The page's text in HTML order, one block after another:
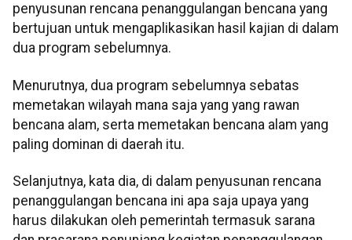
penyusunan rencana penanggulangan bencana yang
bertujuan untuk mengaplikasikan hasil kajian di dalam
dua program sebelumnya.
Menurutnya, dua program sebelumnya sebatas
memetakan wilayah mana saja yang yang rawan
bencana alam, serta memetakan bencana alam yang
paling dominan di daerah itu.
Selanjutnya, kata dia, di dalam penyusunan rencana
penanggulangan bencana ini apa saja upaya yang
harus dilakukan oleh pemerintah termasuk sarana